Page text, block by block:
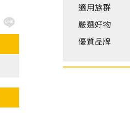
適用族群
嚴選好物
優質品牌